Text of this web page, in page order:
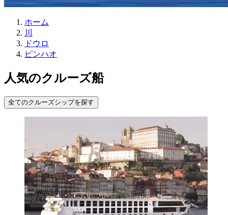
ホーム
川
ドウロ
ピンハオ
人気のクルーズ船
全てのクルーズシップを探す